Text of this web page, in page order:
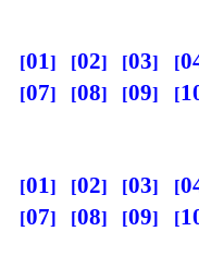
01 02 03
07
08 09
01 02 03
07
08 09